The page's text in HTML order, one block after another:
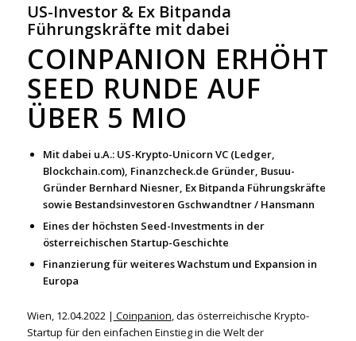
US-Investor & Ex Bitpanda
Führungskräfte mit dabei
COINPANION ERHÖHT
SEED RUNDE AUF
ÜBER 5 MIO
Mit dabei u.A.: US-Krypto-Unicorn VC (Ledger,
Blockchain.com), Finanzcheck.de Gründer, Busuu-
Gründer Bernhard Niesner, Ex Bitpanda Führungskräfte
sowie Bestandsinvestoren Gschwandtner / Hansmann
Eines der höchsten Seed-Investments in der
österreichischen Startup-Geschichte
Finanzierung für weiteres Wachstum und Expansion in
Europa
Wien, 12.04.2022 | Coinpanion, das österreichische Krypto-
Startup für den einfachen Einstieg in die Welt der